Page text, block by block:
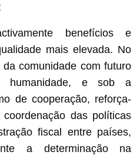
benefícios e
mais elevada. No
comunidade com futuro
humanidade, e sob a
de cooperação, reforça-
das políticas
fiscal entre países,
a determinação na